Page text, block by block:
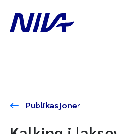
Publikasjoner